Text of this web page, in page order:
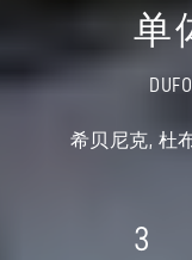
单
希贝尼克, 杜
3